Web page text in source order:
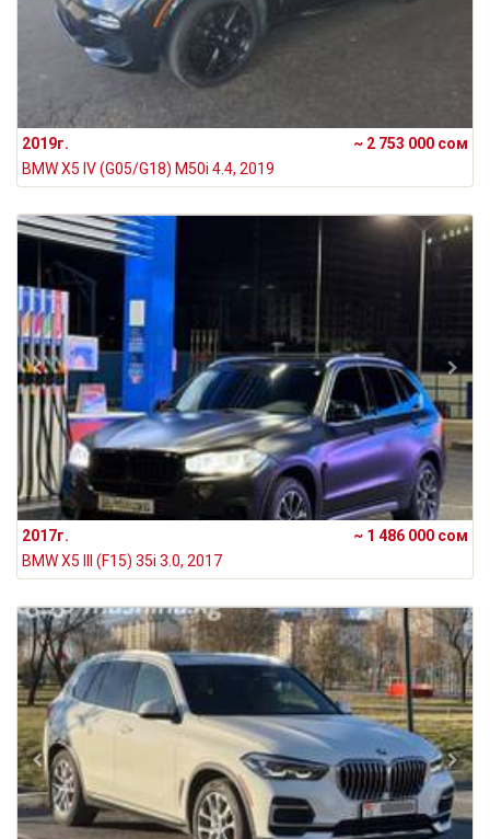
2019г.
~ 2 753 000 сом
BMW X5 IV (G05/G18) M50i 4.4, 2019
2017г.
~ 1 486 000 сом
BMW X5 III (F15) 35i 3.0, 2017